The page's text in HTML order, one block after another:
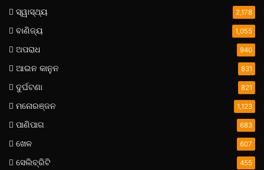
ସ୍ୱାସ୍ଥ୍ୟ 2,178
ବାଣିଜ୍ୟ 1,055
ଅପରାଧ 940
ଆଇନ କାନୁନ 831
ଦୁର୍ଘଟଣା 821
ମନୋରଞ୍ଜନ 1,123
ପାଣିପାଗ 683
ଖେଳ 607
ସେଲିବ୍ରିଟି 455